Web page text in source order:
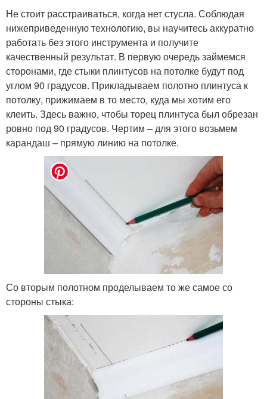
Не стоит расстраиваться, когда нет стусла. Соблюдая
нижеприведенную технологию, вы научитесь аккуратно
работать без этого инструмента и получите
качественный результат. В первую очередь займемся
сторонами, где стыки плинтусов на потолке будут под
углом 90 градусов. Прикладываем полотно плинтуса к
потолку, прижимаем в то место, куда мы хотим его
клеить. Здесь важно, чтобы торец плинтуса был обрезан
ровно под 90 градусов. Чертим – для этого возьмем
карандаш – прямую линию на потолке.
Со вторым полотном проделываем то же самое со
стороны стыка: